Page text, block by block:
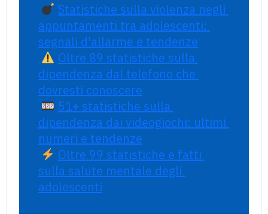
Statistiche sulla violenza negli
appuntamenti tra adolescenti:
segnali d'allarme e tendenze
Oltre 89 statistiche sulla
dipendenza dal telefono che
dovresti conoscere
51+ statistiche sulla
dipendenza dai videogiochi: ultimi
numeri e tendenze
Oltre 99 statistiche e fatti
sulla salute mentale degli
adolescenti